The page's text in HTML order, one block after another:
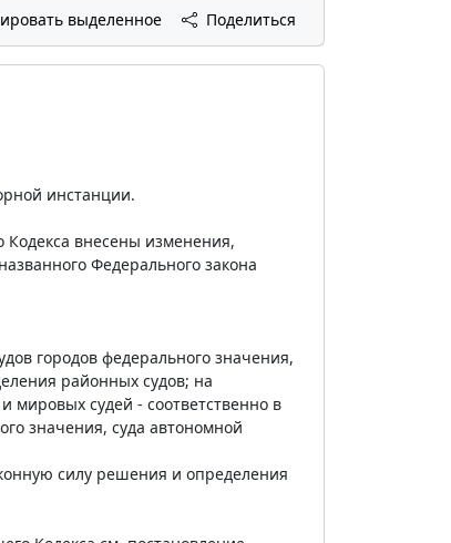
выделенное Поделиться
инстанции.
Кодекса внесены изменения,
Федерального закона
городов федерального значения,
районных судов; на
судей - соответственно в
значения, суда автономной
силу решения и определения